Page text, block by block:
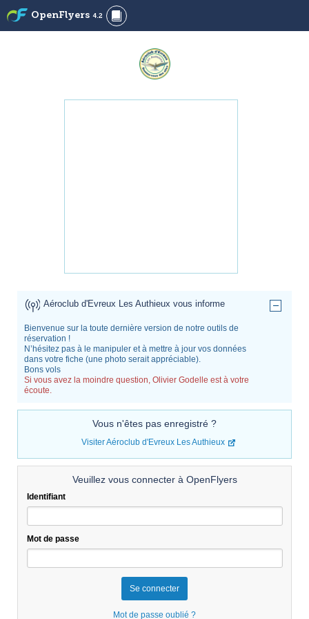
OpenFlyers 4.2
Aéroclub d'Evreux Les Authieux vous informe
Bienvenue sur la toute dernière version de notre outils de
réservation !
N’hésitez pas à le manipuler et à mettre à jour vos données
dans votre fiche (une photo serait appréciable).
Bons vols
Si vous avez la moindre question, Olivier Godelle est à votre
écoute.
Vous n'êtes pas enregistré ?
Visiter Aéroclub d'Evreux Les Authieux
Veuillez vous connecter à OpenFlyers
Identifiant
Mot de passe
Mot de passe oublié ?